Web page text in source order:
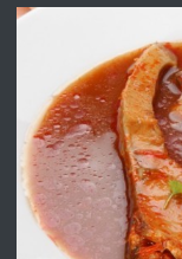
ПРЕДЛАГА